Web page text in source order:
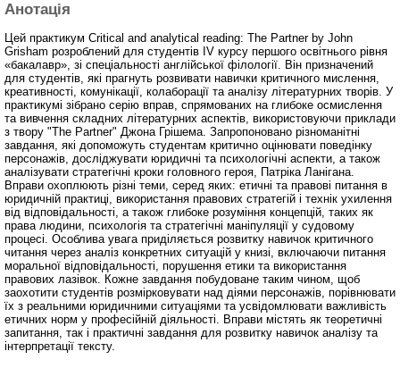
Анотація
Цей практикум Critical and analytical reading: The Partner by John
Grisham розроблений для студентів IV курсу першого освітнього рівня
«бакалавр», зі спеціальності англійської філології. Він призначений
для студентів, які прагнуть розвивати навички критичного мислення,
креативності, комунікації, колаборації та аналізу літературних творів. У
практикумі зібрано серію вправ, спрямованих на глибоке осмислення
та вивчення складних літературних аспектів, використовуючи приклади
з твору "The Partner" Джона Грішема. Запропоновано різноманітні
завдання, які допоможуть студентам критично оцінювати поведінку
персонажів, досліджувати юридичні та психологічні аспекти, а також
аналізувати стратегічні кроки головного героя, Патріка Ланігана.
Вправи охоплюють різні теми, серед яких: етичні та правові питання в
юридичній практиці, використання правових стратегій і технік ухилення
від відповідальності, а також глибоке розуміння концепцій, таких як
права людини, психологія та стратегічні маніпуляції у судовому
процесі. Особлива увага приділяється розвитку навичок критичного
читання через аналіз конкретних ситуацій у книзі, включаючи питання
моральної відповідальності, порушення етики та використання
правових лазівок. Кожне завдання побудоване таким чином, щоб
заохотити студентів розмірковувати над діями персонажів, порівнювати
їх з реальними юридичними ситуаціями та усвідомлювати важливість
етичних норм у професійній діяльності. Вправи містять як теоретичні
запитання, так і практичні завдання для розвитку навичок аналізу та
інтерпретації тексту.